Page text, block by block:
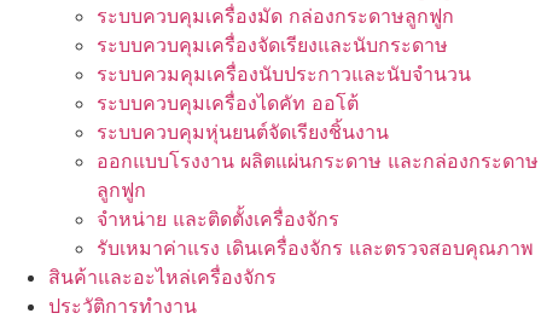
ระบบควบคุมเครื่องมัด กล่องกระดาษลูกฟูก
ระบบควบคุมเครื่องจัดเรียงและนับกระดาษ
ระบบควมคุมเครื่องนับประกาวและนับจำนวน
ระบบควบคุมเครื่องไดคัท ออโต้
ระบบควบคุมหุ่นยนต์จัดเรียงชิ้นงาน
ออกแบบโรงงาน ผลิตแผ่นกระดาษ และกล่องกระดาษ
ลูกฟูก
จำหน่าย และติดตั้งเครื่องจักร
รับเหมาค่าแรง เดินเครื่องจักร และตรวจสอบคุณภาพ
สินค้าและอะไหล่เครื่องจักร
ประวัติการทำงาน